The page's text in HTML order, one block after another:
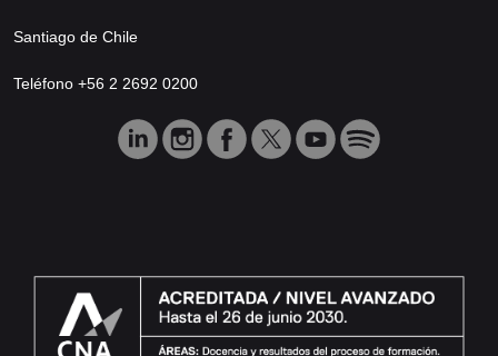
Santiago de Chile
Teléfono +56 2 2692 0200